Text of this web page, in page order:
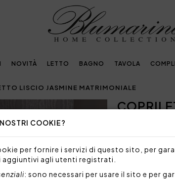
COOKIE?
per fornire i servizi di questo sito, per
aggiuntivi agli utenti registrati.
: sono necessari per usare il sito e per
NOVITÀ LETTO BAGNO TAVOLA
LISCIO JASMINE MATRIMONIALE
Next
542,00€
Copriletto
sensuale